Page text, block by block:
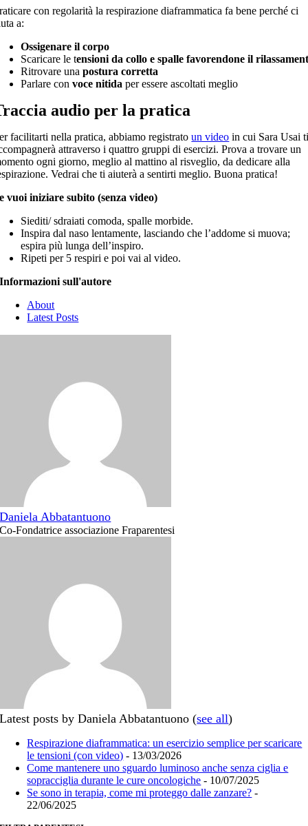
con regolarità la respirazione diaframmatica fa bene perché ci
a:
Ossigenare il corpo
Scaricare le tensioni da collo e spalle favorendone il
Ritrovare unapostura corretta
Parlare convoce nitida per essere ascoltati meglio
audio per la pratica
facilitarti nella pratica, abbiamo registratoun video in cui Sara Usai
attraverso i quattro gruppi di esercizi. Prova a trovare un
ogni giorno, meglio al mattino al risveglio, da dedicare alla
Vedrai che ti aiuterà a sentirti meglio. Buona pratica!
vuoi iniziare subito (senza video)
Siediti/ sdraiati comoda, spalle morbide.
Inspira dal naso lentamente, lasciando che l’addome si muova;
espira più lunga dell’inspiro.
Ripeti per 5 respiri e poi vai al video.
Informazioni sull'autore
About
Latest Posts
Daniela Abbatantuono
Co-Fondatrice associazione Fraparentesi
Latest posts by Daniela Abbatantuono(see all)
Respirazione diaframmatica: un esercizio semplice per scaricare
le tensioni (con video) - 13/03/2026
Come mantenere uno sguardo luminoso anche senza ciglia e
sopracciglia durante le cure oncologiche - 10/07/2025
Se sono in terapia, come mi proteggo dalle zanzare? -
22/06/2025